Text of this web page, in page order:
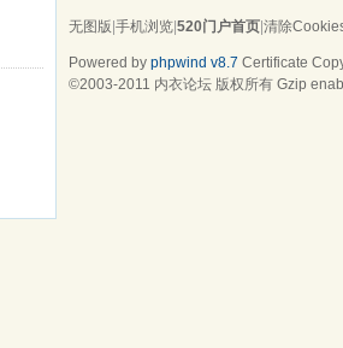
无图版 手机浏览 520门户首页 清除
Powered by phpwind v8.7 Certificate
©2003-2011 内衣论坛 版权所有 Gzip